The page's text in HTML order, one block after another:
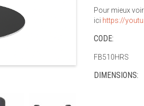
Pour mieux
ici https://
CODE:
FB510HRS
DIMENSIONS: